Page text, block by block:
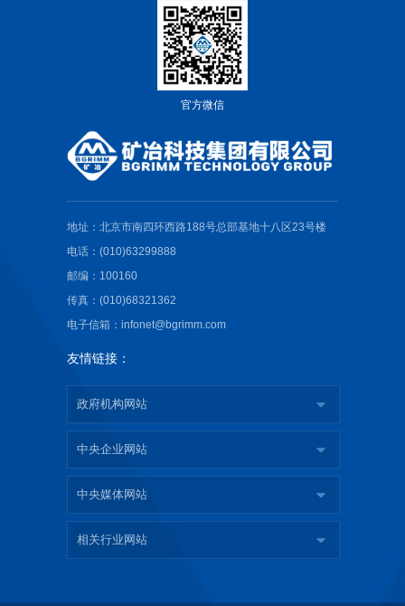
官方微信
地址：北京市南四环西路188号总部基地十八区23号楼
电话：(010)63299888
邮编：100160
传真：(010)68321362
电子信箱：infonet@bgrimm.com
友情链接：
政府机构网站
中央企业网站
中央媒体网站
相关行业网站